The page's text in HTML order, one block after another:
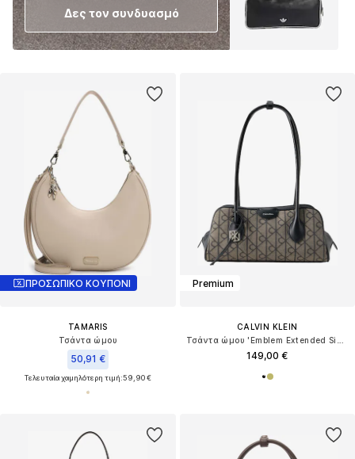
Δες τον συνδυασμό
ΠΡΟΣΩΠΙΚΟ ΚΟΥΠΟΝΙ
TAMARIS
Τσάντα ώμου
50,91 €
Τελευταία χαμηλότερη τιμή:59,90 €
Premium
CALVIN KLEIN
Τσάντα ώμου 'Emblem Extended Side Shoulder'
149,00 €